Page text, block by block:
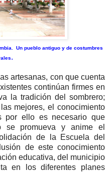
Un pueblo antiguo y de costumbres
.
artesanas, con que cuenta
continúan firmes en
la tradición del sombrero;
mejores, el conocimiento
por ello es necesario que
se promueva y anime el
de la Escuela del
de este conocimiento
educativa, del municipio
en los diferentes planes